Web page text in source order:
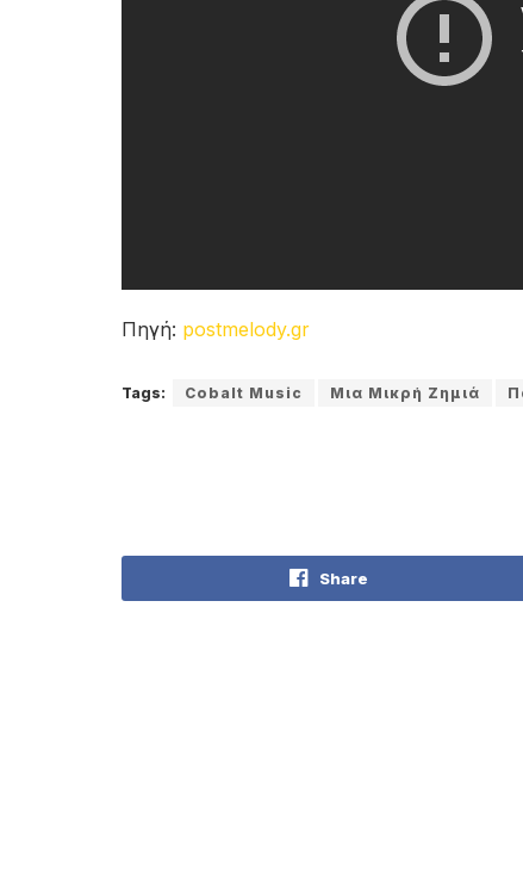
Πηγή: postmelody.gr
Tags: Cobalt Music Μια Μικρή Ζημιά
Share